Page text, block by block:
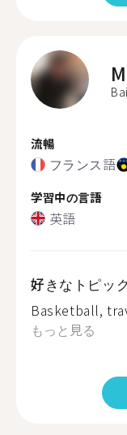
流暢
フランス語
学習中の言語
英語
好きなトピック
Basketball,
もっと見る